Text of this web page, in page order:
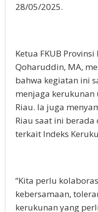
28/05/2025.
Ketua FKUB
Qoharuddin, MA,
bahwa kegiatan ini
menjaga
Riau. Ia juga
Riau saat ini
terkait Indeks
“Kita perlu
kebersamaan,
kerukunan yang